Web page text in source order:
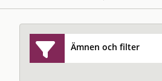
Ämnen och filter